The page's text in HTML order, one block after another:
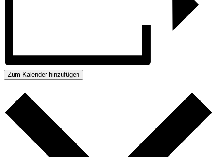
Zum Kalender hinzufügen